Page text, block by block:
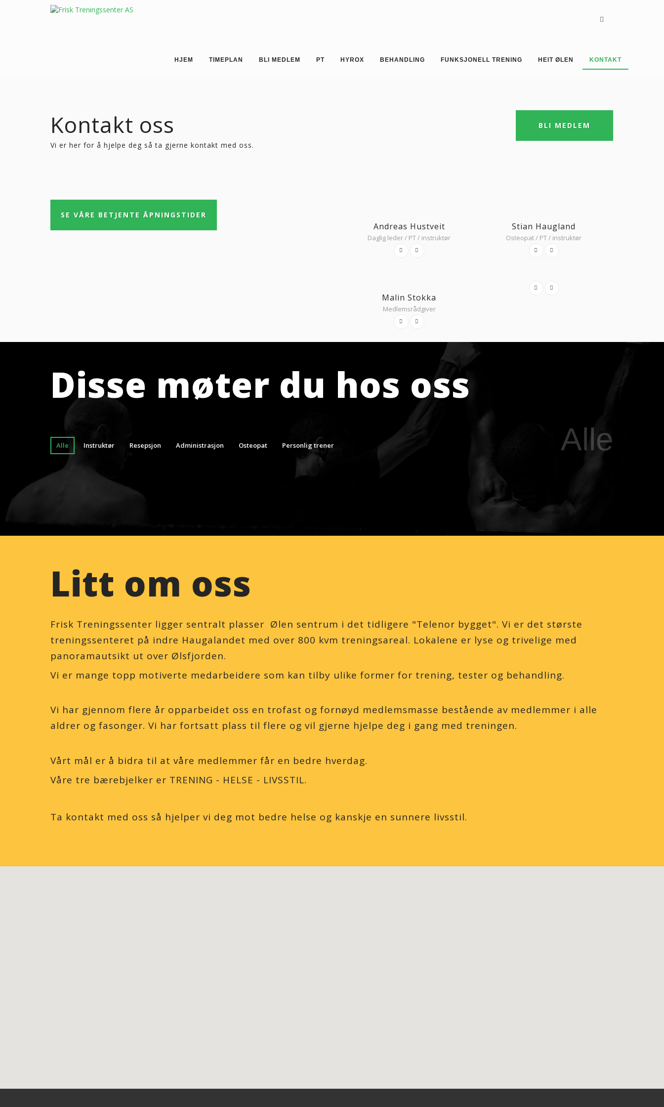
HJEM TIMEPLAN BLI MEDLEM PT HYROX BEHANDLING FUNKSJONELL TRENING HEIT ØLEN KONTAKT
Kontakt oss
Vi er her for å hjelpe deg så ta gjerne kontakt med oss.
BLI MEDLEM
SE VÅRE BETJENTE ÅPNINGSTIDER
Andreas Hustveit
Daglig leder / PT / instruktør
Stian Haugland
Osteopat / PT / instruktør
Malin Stokka
Medlemsrådgiver
Disse møter du hos oss
Alle Instruktør Resepsjon Administrasjon Osteopat Personlig trener Alle
Litt om oss
Frisk Treningssenter ligger sentralt plasser Ølen sentrum i det tidligere "Telenor bygget". Vi er det største
treningssenteret på indre Haugalandet med over 800 kvm treningsareal. Lokalene er lyse og trivelige med
panoramautsikt ut over Ølsfjorden.
Vi er mange topp motiverte medarbeidere som kan tilby ulike former for trening, tester og behandling.
Vi har gjennom flere år opparbeidet oss en trofast og fornøyd medlemsmasse bestående av medlemmer i alle
aldrer og fasonger. Vi har fortsatt plass til flere og vil gjerne hjelpe deg i gang med treningen.
Vårt mål er å bidra til at våre medlemmer får en bedre hverdag.
Våre tre bærebjelker er TRENING - HELSE - LIVSSTIL.
Ta kontakt med oss så hjelper vi deg mot bedre helse og kanskje en sunnere livsstil.